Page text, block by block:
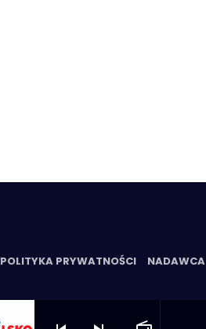
POLITYKA PRYWATNOŚCI NADAWCA